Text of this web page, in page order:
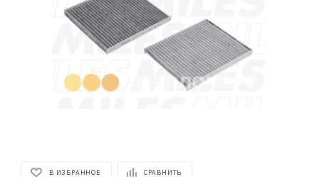
В ИЗБРАННОЕ СРАВНИТЬ